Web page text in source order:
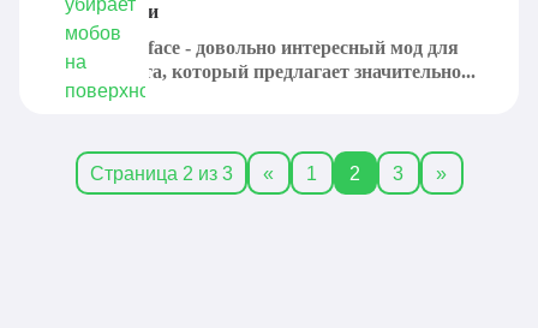
поверхности
PeacefulSurface - довольно интересный мод для
Майнкрафта, который предлагает значительно...
Страница 2 из 3 « 1 2 3 »